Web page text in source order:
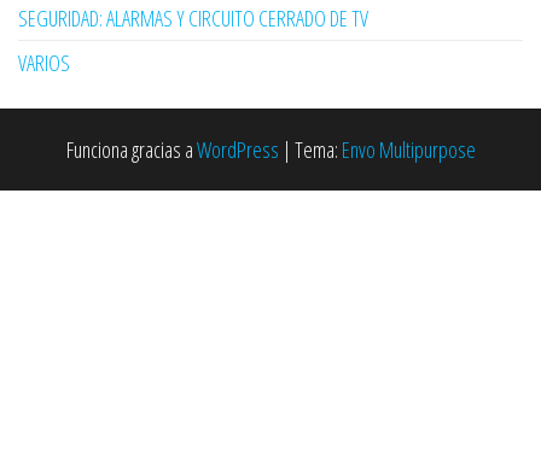
SEGURIDAD: ALARMAS Y CIRCUITO CERRADO DE TV
VARIOS
Funciona gracias aWordPress | Tema: Envo Multipurpose